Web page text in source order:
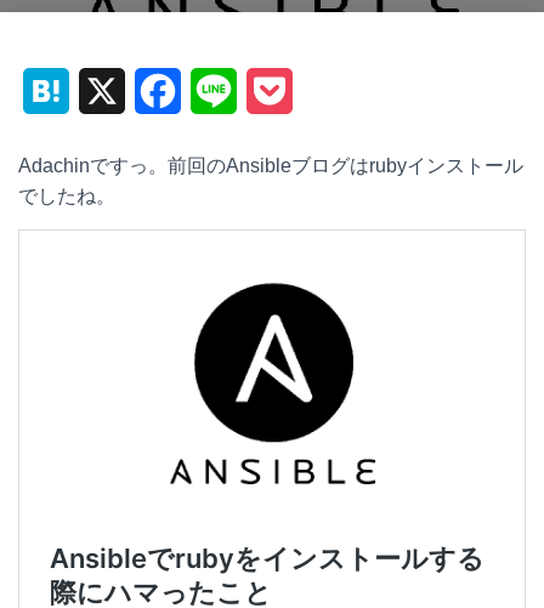
e e e k
Adachinですっ。前回のAnsibleブログはrubyインストール
でしたね。